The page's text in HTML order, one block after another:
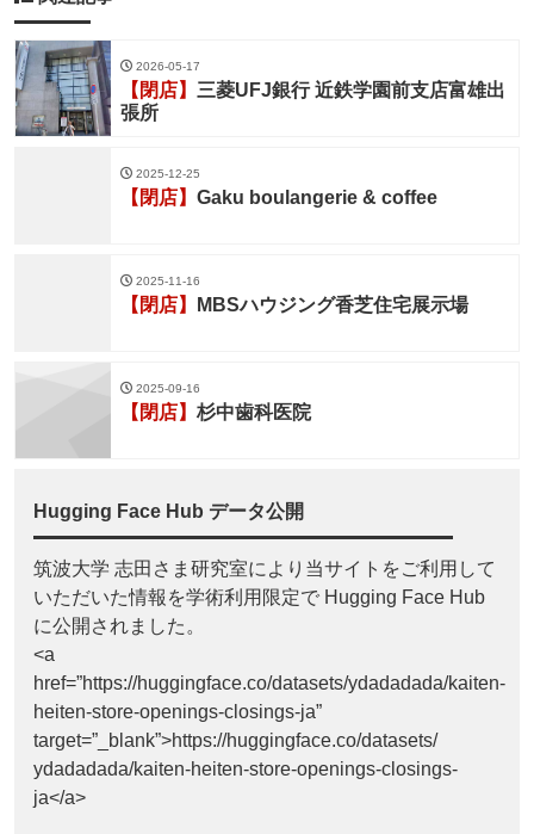
2026-05-17
【閉店】 三菱UFJ銀行 近鉄学園前支店富雄出
張所
2025-12-25
【閉店】 Gaku boulangerie & coffee
2025-11-16
【閉店】 MBSハウジング香芝住宅展示場
2025-09-16
【閉店】 杉中歯科医院
Hugging Face Hub データ公開
筑波大学 志田さま研究室により当サイトをご利用して
いただいた情報を学術利用限定で Hugging Face Hub
に公開されました。
<a
href=”https://huggingface.co/datasets/ydadadada/kaiten-
heiten-store-openings-closings-ja”
target=”_blank”>https://huggingface.co/datasets/
ydadadada/kaiten-heiten-store-openings-closings-
ja</a>